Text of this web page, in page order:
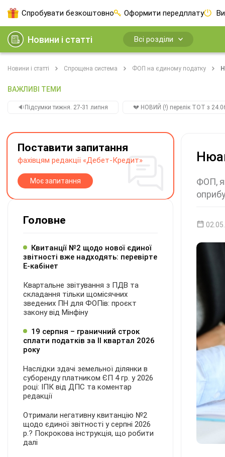
Спробувати безкоштовно Оформити передплату
Новини і статті Всі розділи
Новини і статті Спрощена система ФОП на єдиному податку
ВАЖЛИВІ ТЕМИ
🔉Підсумки тижня. 27-31 липня 💔 НОВИЙ (!) перелік ТОТ з
ФОП,
Поставити запитання
фахівцям редакції «Дебет-Кредит»
Моє запитання
Головне
Квитанції №2 щодо нової єдиної
звітності вже надходять: перевірте
Е-кабінет
Квартальне звітування з ПДВ та
складання тільки щомісячних
зведених ПН для ФОПів: проєкт
закону від Мінфіну
19 серпня – граничний строк
сплати податків за ІI квартал 2026
року
Наслідки здачі земельної ділянки в
суборенду платником ЄП 4 гр. у 2026
році: ІПК від ДПС та коментар
редакції
Отримали негативну квитанцію №2
щодо єдиної звітності у серпні 2026
р.? Покрокова інструкція, що робити
далі